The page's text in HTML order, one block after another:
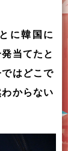
に韓国に
当てたと
はどこで
からない